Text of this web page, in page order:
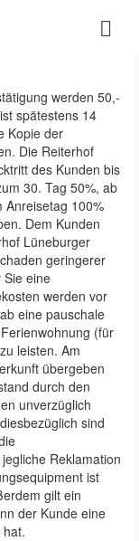
werden 50,-
spätestens 14
Kopie der
Die Reiterhof
des Kunden bis
30. Tag 50%, ab
Anreisetag 100%
Dem Kunden
Lüneburger
geringerer
Sie eine
werden vor
eine pauschale
(für
leisten. Am
übergeben
durch den
unverzüglich
sind
Reklamation
ist
gilt ein
der Kunde eine